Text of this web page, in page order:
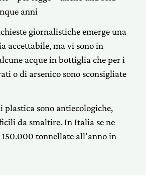
anni
giornalistiche emerge una
accettabile, ma vi sono in
acque in bottiglia che per i
o di arsenico sono sconsigliate
plastica sono antiecologiche,
da smaltire. In Italia se ne
tonnellate all’anno in